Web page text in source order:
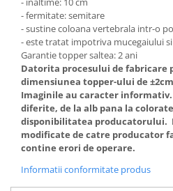
Paturi copii
Masa si scaune gradinita
Seturi comode living si dormitor
- fermitate: semitare
- sustine coloana vertebrala intr-o
- este tratat impotriva mucegaiului
Garantie topper saltea: 2 ani
Datorita procesului de fabricare
dimensiunea topper-ului de
Imaginile au caracter
diferite, de la alb pana la
disponibilitatea producatorului.
modificate de catre producator
contine erori de operare.
Informatii conformitate produs